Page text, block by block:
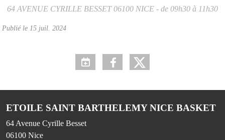
64 AVENUE CYRILLE BESSET 06100 NICE - de 09h30 à 11h30
Publié le 15 juil. 2024
ETOILE SAINT BARTHELEMY NICE BASKET
64 Avenue Cyrille Besset
06100 Nice